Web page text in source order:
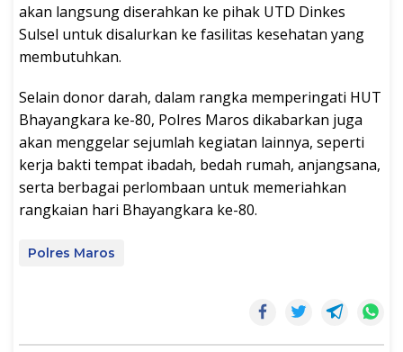
akan langsung diserahkan ke pihak UTD Dinkes
Sulsel untuk disalurkan ke fasilitas kesehatan yang
membutuhkan.
​Selain donor darah, dalam rangka memperingati HUT
Bhayangkara ke-80, Polres Maros dikabarkan juga
akan menggelar sejumlah kegiatan lainnya, seperti
kerja bakti tempat ibadah, bedah rumah, anjangsana,
serta berbagai perlombaan untuk memeriahkan
rangkaian hari Bhayangkara ke-80.
Polres Maros